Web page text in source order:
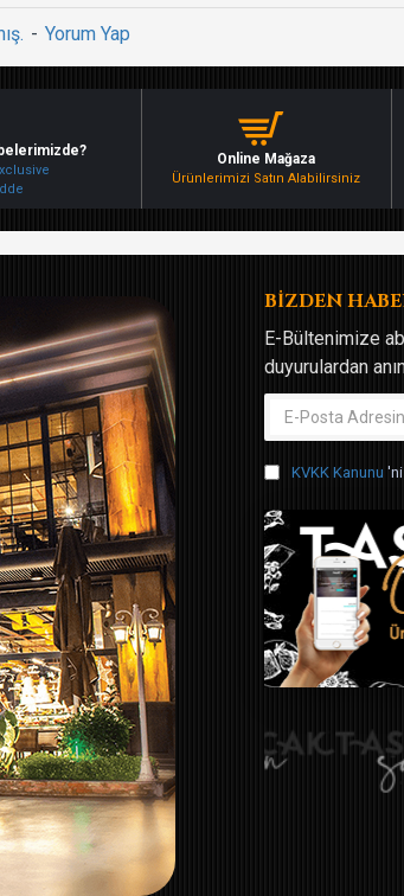
- Yorum Yap
Online Mağaza
Ürünlerimizi Satın Alabilirsiniz
BİZDEN
E-Bültenimize
duyurulardan
KVKK Kanunu